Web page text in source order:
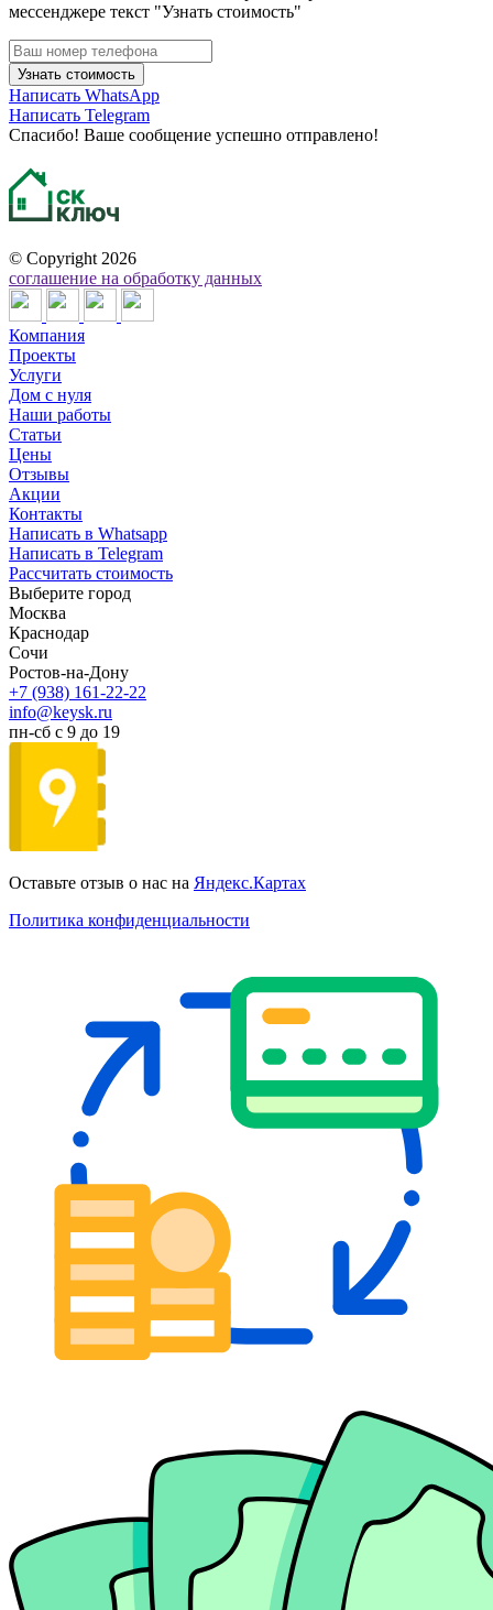
мессенджере текст "Узнать стоимость"
Узнать стоимость
Написать WhatsApp
Написать Telegram
Спасибо! Ваше сообщение успешно отправлено!
© Copyright 2026
соглашение на обработку данных
Компания
Проекты
Услуги
Дом с нуля
Наши работы
Статьи
Цены
Отзывы
Акции
Контакты
Написать в Whatsapp
Написать в Telegram
Рассчитать стоимость
Выберите город
Москва
Краснодар
Сочи
Ростов-на-Дону
+7 (938) 161-22-22
info@keysk.ru
пн-сб с 9 до 19
Оставьте отзыв о нас на Яндекс.Картах
Политика конфиденциальности